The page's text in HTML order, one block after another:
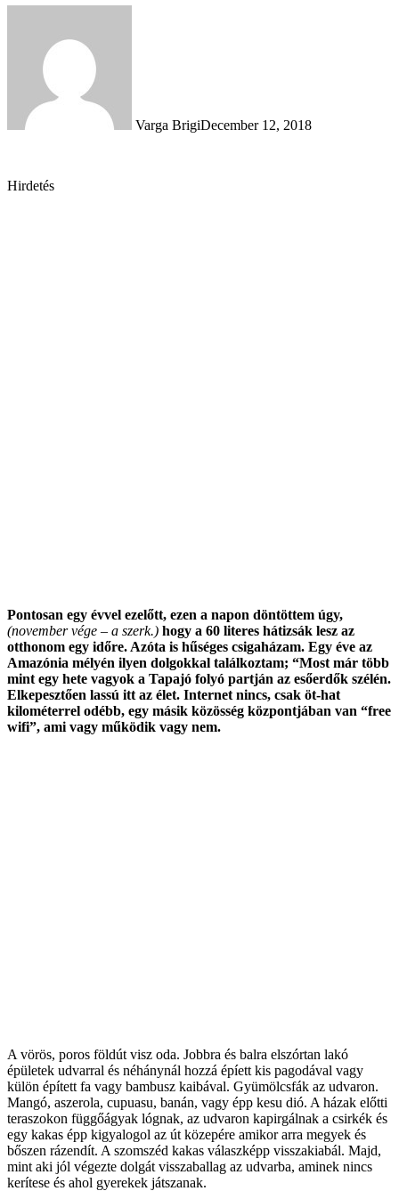
Varga BrigiDecember 12, 2018
Hirdetés
Pontosan egy évvel ezelőtt, ezen a napon döntöttem úgy,
(november vége – a szerk.) hogy a 60 literes hátizsák lesz az
otthonom egy időre. Azóta is hűséges csigaházam. Egy éve az
Amazónia mélyén ilyen dolgokkal találkoztam; “Most már több
mint egy hete vagyok a Tapajó folyó partján az esőerdők szélén.
Elkepesztően lassú itt az élet. Internet nincs, csak öt-hat
kilométerrel odébb, egy másik közösség központjában van “free
wifi”, ami vagy működik vagy nem.
A vörös, poros földút visz oda. Jobbra és balra elszórtan lakó
épületek udvarral és néhánynál hozzá épíett kis pagodával vagy
külön épített fa vagy bambusz kaibával. Gyümölcsfák az udvaron.
Mangó, aszerola, cupuasu, banán, vagy épp kesu dió. A házak előtti
teraszokon függőágyak lógnak, az udvaron kapirgálnak a csirkék és
egy kakas épp kigyalogol az út közepére amikor arra megyek és
bőszen rázendít. A szomszéd kakas válaszképp visszakiabál. Majd,
mint aki jól végezte dolgát visszaballag az udvarba, aminek nincs
kerítese és ahol gyerekek játszanak.